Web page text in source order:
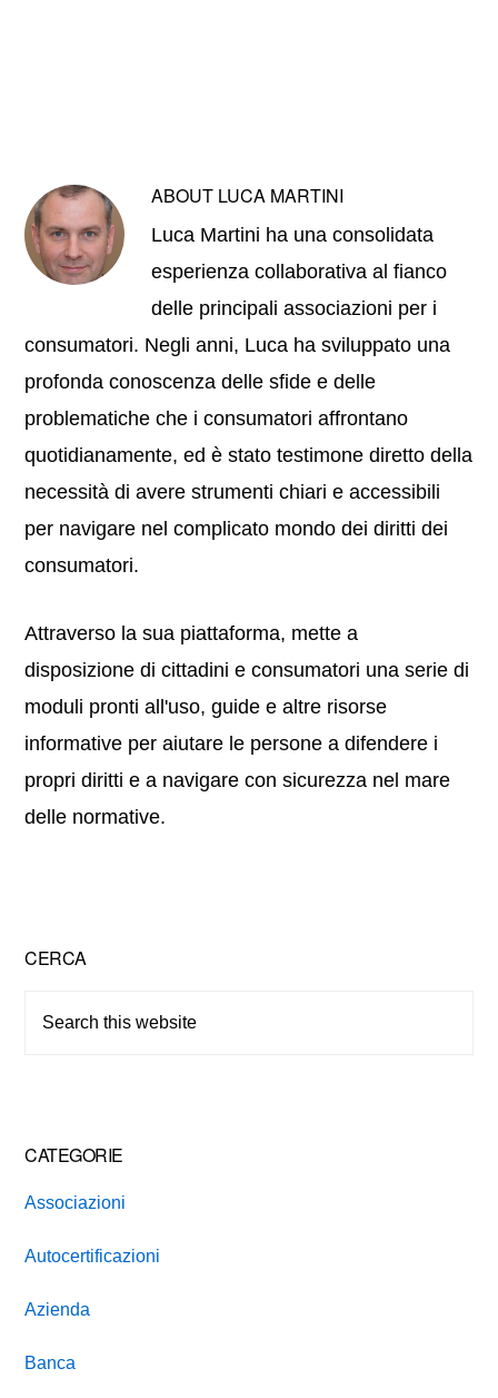
ABOUT LUCA MARTINI
Luca Martini ha una consolidata
esperienza collaborativa al fianco
delle principali associazioni per i
consumatori. Negli anni, Luca ha sviluppato una
profonda conoscenza delle sfide e delle
problematiche che i consumatori affrontano
quotidianamente, ed è stato testimone diretto della
necessità di avere strumenti chiari e accessibili
per navigare nel complicato mondo dei diritti dei
consumatori.
Attraverso la sua piattaforma, mette a
disposizione di cittadini e consumatori una serie di
moduli pronti all'uso, guide e altre risorse
informative per aiutare le persone a difendere i
propri diritti e a navigare con sicurezza nel mare
delle normative.
Primary
Sidebar
CERCA
CATEGORIE
Associazioni
Autocertificazioni
Azienda
Banca